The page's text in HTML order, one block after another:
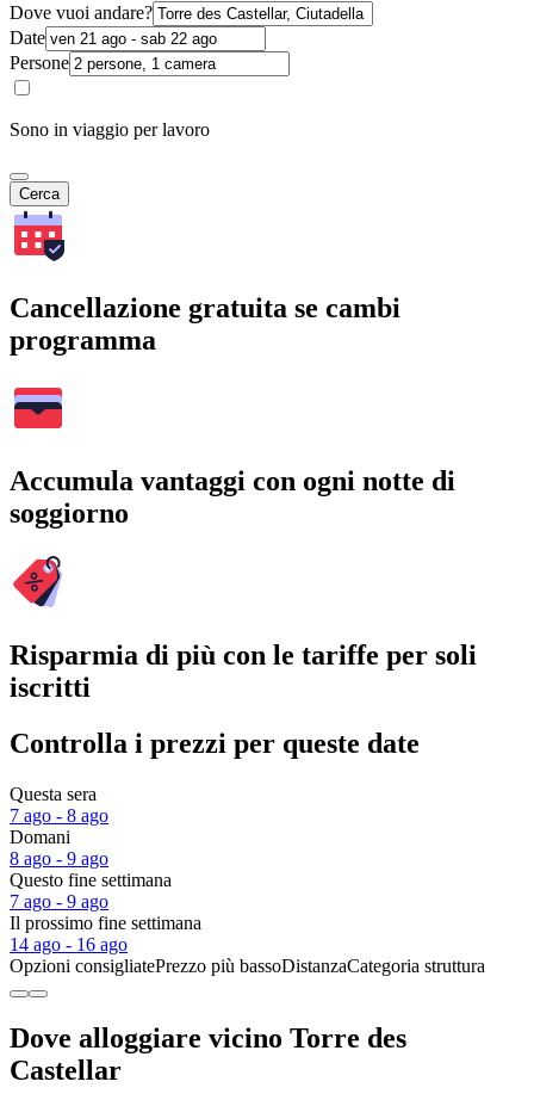
Dove vuoi andare?
Date
Persone
Sono in viaggio per lavoro
Cerca
Cancellazione gratuita se cambi
programma
Accumula vantaggi con ogni notte di
soggiorno
Risparmia di più con le tariffe per soli
iscritti
Controlla i prezzi per queste date
Questa sera
7 ago - 8 ago
Domani
8 ago - 9 ago
Questo fine settimana
7 ago - 9 ago
Il prossimo fine settimana
14 ago - 16 ago
Opzioni consigliatePrezzo più bassoDistanzaCategoria struttura
Dove alloggiare vicino Torre des
Castellar